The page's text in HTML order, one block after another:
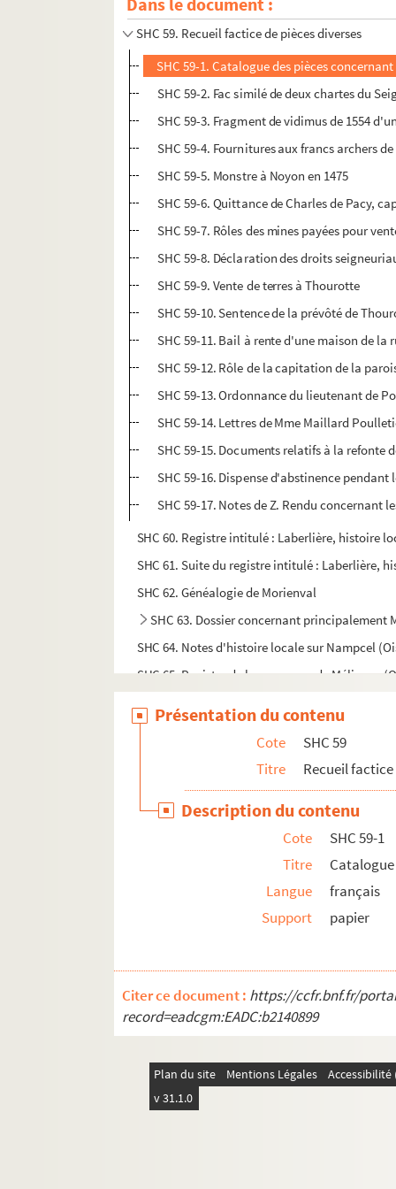
SHC 58. Dossier sur la numismatique par de
SHC 59. Recueil factice de pièces diverses
SHC 59-1. Catalogue des pièces
SHC 59-2. Fac similé de deux chartes du
SHC 59-3. Fragment de vidimus de 1554
SHC 59-4. Fournitures aux francs archers
SHC 59-5. Monstre à Noyon en 1475
SHC 59-6. Quittance de Charles de Pacy,
SHC 59-7. Rôles des mines payées pour
SHC 59-8. Déclaration des droits
SHC 59-9. Vente de terres à Thourotte
SHC 59-10. Sentence de la prévôté de
SHC 59-11. Bail à rente d'une maison de
SHC 59-12. Rôle de la capitation de la
SHC 59-13. Ordonnance du lieutenant de
SHC 59-14. Lettres de Mme Maillard
SHC 59-15. Documents relatifs à la
SHC 59-16. Dispense d'abstinence pendant
SHC 59-17. Notes de Z. Rendu
SHC 60. Registre intitulé : Laberlière, histoire
SHC 61. Suite du registre intitulé : Laberlière,
SHC 62. Généalogie de Morienval
SHC 63. Dossier concernant principalement
SHC 64. Notes d'histoire locale sur Nampcel
SHC 65. Registre de la commune de Mélicocq
SHC 66-2. Notes sur Compiègne de M. de Cayrol
SHC 71. Etat des magistrats et officiers
SHC 72. Les finances communales de la
SHC 73. Roye sur Matz (Oise)
SHC 74. Géométrie descriptive par Zacharie
SHC 75. Notes chronologiques sur l'église
SHC 77. Papiers Jean Desmerest. Titres de
SHC 78. Papiers Marcel Hémery
SHC 79. Recueil de documents relatifs à la
SHC 80. Jacobins de Compiègne. Archives
SHC 81. Pièces diverses
SHC 82. Pièces diverses
Présentation du contenu
Cote
SHC 59
Titre
Recueil
Description du contenu
Cote
SHC 59-1
Titre
Langue
français
Support
papier
Citer ce document : https://ccfr.bnf.fr/
record=eadcgm:EADC:b2140899
Plan du site Mentions Légales
v 31.1.0